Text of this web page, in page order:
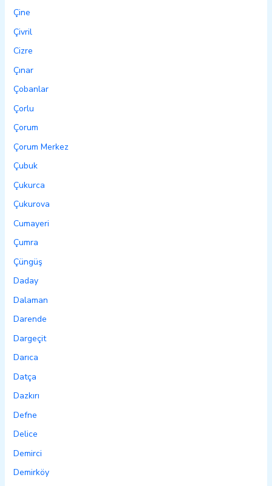
Çine
Çivril
Cizre
Çınar
Çobanlar
Çorlu
Çorum
Çorum Merkez
Çubuk
Çukurca
Çukurova
Cumayeri
Çumra
Çüngüş
Daday
Dalaman
Darende
Dargeçit
Darıca
Datça
Dazkırı
Defne
Delice
Demirci
Demirköy